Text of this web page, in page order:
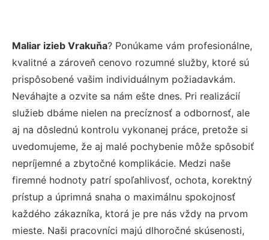
Maliar izieb Vrakuňa? Ponúkame vám profesionálne,
kvalitné a zároveň cenovo rozumné služby, ktoré sú
prispôsobené vašim individuálnym požiadavkám.
Neváhajte a ozvite sa nám ešte dnes. Pri realizácií
služieb dbáme nielen na precíznosť a odbornosť, ale
aj na dôslednú kontrolu vykonanej práce, pretože si
uvedomujeme, že aj malé pochybenie môže spôsobiť
nepríjemné a zbytočné komplikácie. Medzi naše
firemné hodnoty patrí spoľahlivosť, ochota, korektný
prístup a úprimná snaha o maximálnu spokojnosť
každého zákazníka, ktorá je pre nás vždy na prvom
mieste. Naši pracovníci majú dlhoročné skúsenosti,